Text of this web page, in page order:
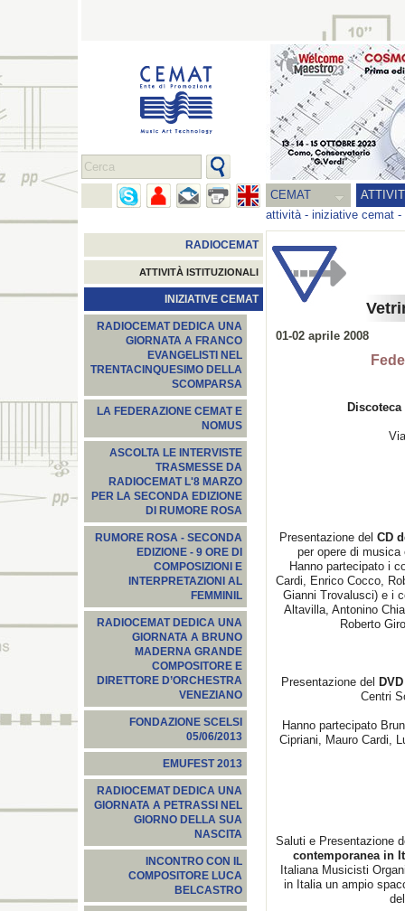
CEMAT
attività- iniziative cemat -
RADIOCEMAT
ATTIVITÀ ISTITUZIONALI
INIZIATIVE CEMAT
RADIOCEMAT DEDICA UNA
GIORNATA A FRANCO
EVANGELISTI NEL
TRENTACINQUESIMO DELLA
SCOMPARSA
LA FEDERAZIONE CEMAT E
NOMUS
ASCOLTA LE INTERVISTE
TRASMESSE DA
RADIOCEMAT L'8 MARZO
PER LA SECONDA EDIZIONE
DI RUMORE ROSA
RUMORE ROSA - SECONDA
EDIZIONE - 9 ORE DI
COMPOSIZIONI E
INTERPRETAZIONI AL
FEMMINIL
RADIOCEMAT DEDICA UNA
GIORNATA A BRUNO
MADERNA GRANDE
COMPOSITORE E
DIRETTORE D’ORCHESTRA
VENEZIANO
FONDAZIONE SCELSI
05/06/2013
EMUFEST 2013
RADIOCEMAT DEDICA UNA
GIORNATA A PETRASSI NEL
GIORNO DELLA SUA
NASCITA
INCONTRO CON IL
COMPOSITORE LUCA
BELCASTRO
01-02 aprile 2008
Presentazione del CD
per opere di
Hanno partecipato i
Cardi, Enrico Cocco,
Gianni Trovalusci) e i
Altavilla, Antonino
Roberto
Presentazione del
Centri
Hanno partecipato
Cipriani, Mauro Cardi,
Saluti e Presentazione
contemporanea in
Italiana Musicisti
in Italia un ampio